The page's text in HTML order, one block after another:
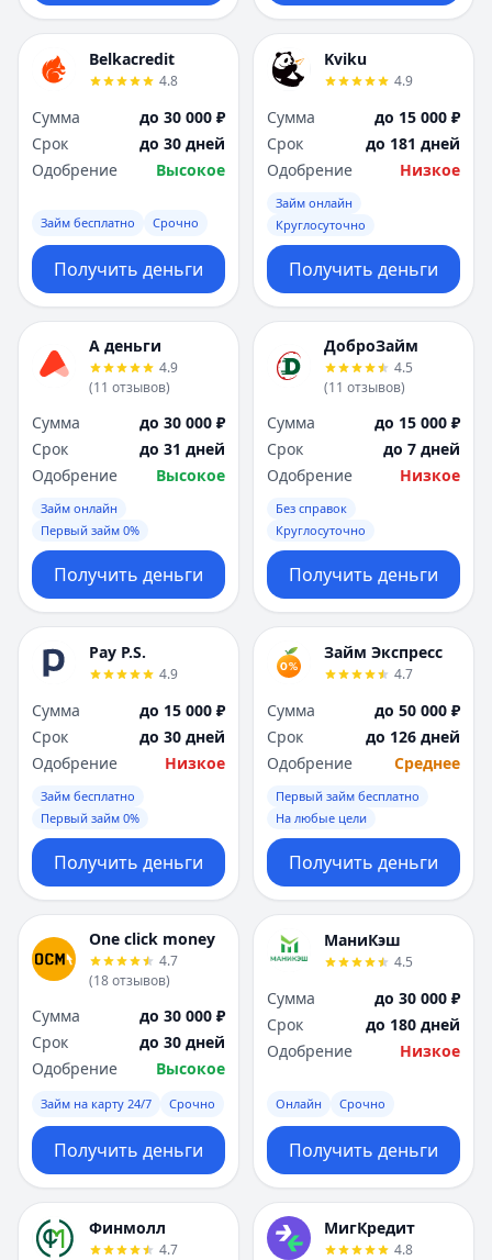
Belkacredit
4.8
Сумма
до 30 000 ₽
Срок
до 30 дней
Одобрение
Высокое
Займ бесплатно Срочно
Получить деньги
Kviku
4.9
Сумма
до 15 000 ₽
Срок
до 181 дней
Одобрение
Низкое
Займ онлайн
Круглосуточно
Получить деньги
А деньги
4.9
(11 отзывов)
Сумма
до 30 000 ₽
Срок
до 31 дней
Одобрение
Высокое
Займ онлайн
Первый займ 0%
Получить деньги
ДоброЗайм
4.5
(11 отзывов)
Сумма
до 15 000 ₽
Срок
до 7 дней
Одобрение
Низкое
Без справок
Круглосуточно
Получить деньги
Pay P.S.
4.9
Сумма
до 15 000 ₽
Срок
до 30 дней
Одобрение
Низкое
Займ бесплатно
Первый займ 0%
Получить деньги
Займ Экспресс
4.7
Сумма
до 50 000 ₽
Срок
до 126 дней
Одобрение
Среднее
Первый займ бесплатно
На любые цели
Получить деньги
One click money
4.7
(18отзывов)
Сумма
до 30 000 ₽
Срок
до 30 дней
Одобрение
Высокое
Займ на карту 24/7 Срочно
Получить деньги
МаниКэш
4.5
Сумма
до 30 000 ₽
Срок
до 180 дней
Одобрение
Низкое
Онлайн Срочно
Получить деньги
Финмолл
4.7
МигКредит
4.8